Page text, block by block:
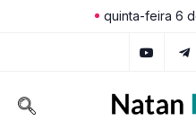
quinta-feira 6